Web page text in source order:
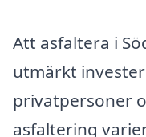
Att asfaltera i
utmärkt
privatpersoner
asfaltering